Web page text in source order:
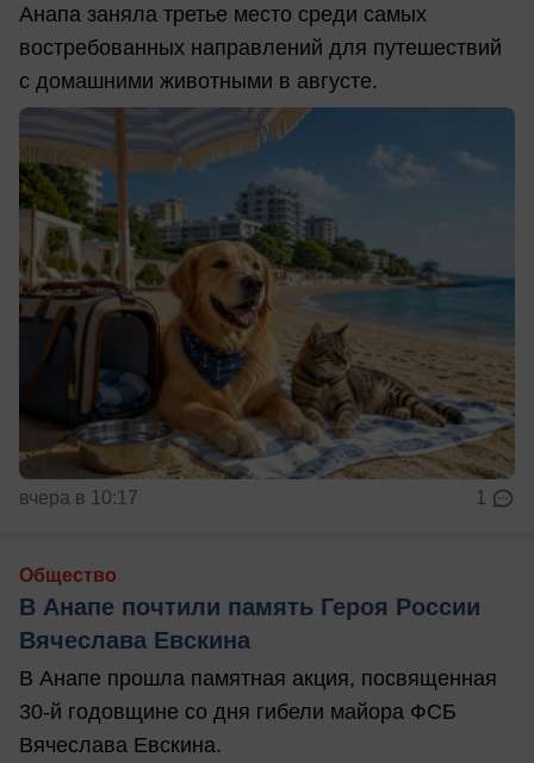
Анапа заняла третье место среди самых
востребованных направлений для путешествий
с домашними животными в августе.
вчера в 10:17 1
Общество
В Анапе почтили память Героя России
Вячеслава Евскина
В Анапе прошла памятная акция, посвященная
30-й годовщине со дня гибели майора ФСБ
Вячеслава Евскина.